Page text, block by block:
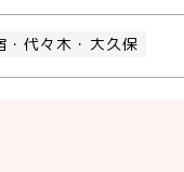
・代々木・大久保